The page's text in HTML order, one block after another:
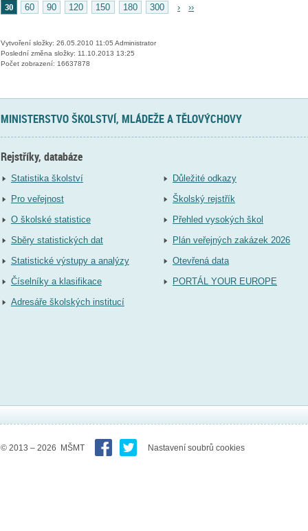
30 60 90 120 150 180 300 › ››
Vytvoření složky: 26.05.2010 11:05 Administrator
Poslední změna složky: 11.10.2013 13:25
Počet zobrazení: 16637878
MINISTERSTVO ŠKOLSTVÍ, MLÁDEŽE A TĚLOVÝCHOVY
Rejstříky, databáze
Statistika školství
Pro veřejnost
O školské statistice
Sběry statistických dat
Statistické výstupy a analýzy
Číselníky a klasifikace
Adresáře školských institucí
Důležité odkazy
Školský rejstřík
Přehled vysokých škol
Plán veřejných zakázek 2026
Otevřená data
PORTÁL YOUR EUROPE
© 2013 – 2026 MŠMT Nastavení soubrů cookies